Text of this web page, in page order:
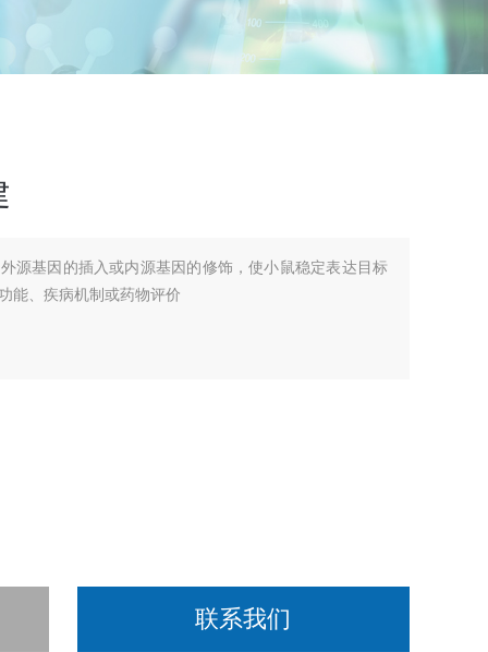
源基因的插入或内源基因的修饰，使小鼠稳定表达目标
能、疾病机制或药物评价
联系我们